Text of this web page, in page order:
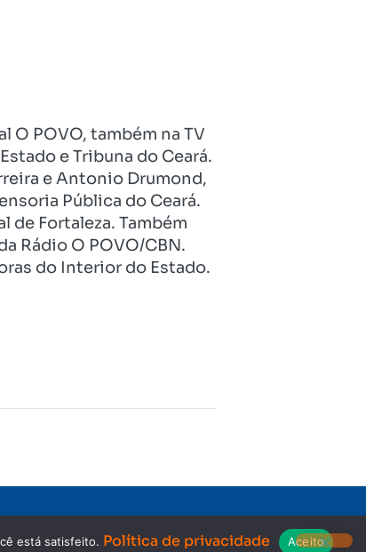
O POVO, também na TV
e Tribuna do Ceará.
e Antonio Drumond,
Pública do Ceará.
de Fortaleza. Também
Rádio O POVO/CBN.
do Interior do Estado.
Copyright © 2023. Todos os direitos reservados.
está satisfeito. Política de privacidade Aceito